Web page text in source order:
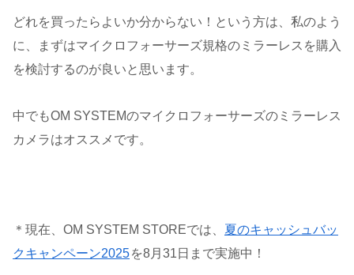
どれを買ったらよいか分からない！という方は、私のよう
に、まずはマイクロフォーサーズ規格のミラーレスを購入
を検討するのが良いと思います。
中でもOM SYSTEMのマイクロフォーサーズのミラーレス
カメラはオススメです。
＊現在、OM SYSTEM STOREでは、 夏のキャッシュバッ
クキャンペーン2025を8月31日まで実施中！